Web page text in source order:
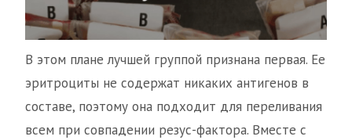
В этом плане лучшей группой признана первая. Ее
эритроциты не содержат никаких антигенов в
составе, поэтому она подходит для переливания
всем при совпадении резус-фактора. Вместе с